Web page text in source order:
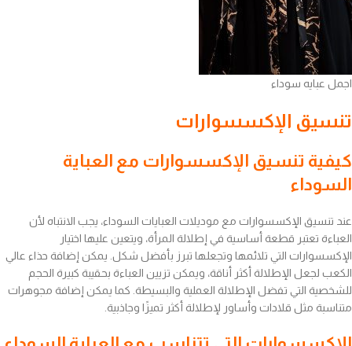
اجمل عبايه سوداء
تنسيق الإكسسوارات
كيفية تنسيق الإكسسوارات مع العباية
السوداء
عند تنسيق الإكسسوارات مع موديلات العبايات السوداء، يجب الانتباه لأن
العباءة تعتبر قطعة أساسية في إطلالة المرأة، ويتعين عليها اختيار
الإكسسوارات التي تلائمها وتجعلها تبرز بأفضل شكل. يمكن إضافة حذاء عالي
الكعب لجعل الإطلالة أكثر أناقة، ويمكن تزيين العباءة بحقيبة كبيرة الحجم
للشخصية التي تفضل الإطلالة العملية والبسيطة. كما يمكن إضافة مجوهرات
متناسبة مثل قلادات وأساور لإطلالة أكثر تميزًا وجاذبية.